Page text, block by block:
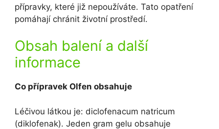
přípravky, které již nepoužíváte. Tato opatření
pomáhají chránit životní prostředí.
Obsah balení a další
informace
Co přípravek Olfen obsahuje
Léčivou látkou je: diclofenacum natricum
(diklofenak). Jeden gram gelu obsahuje